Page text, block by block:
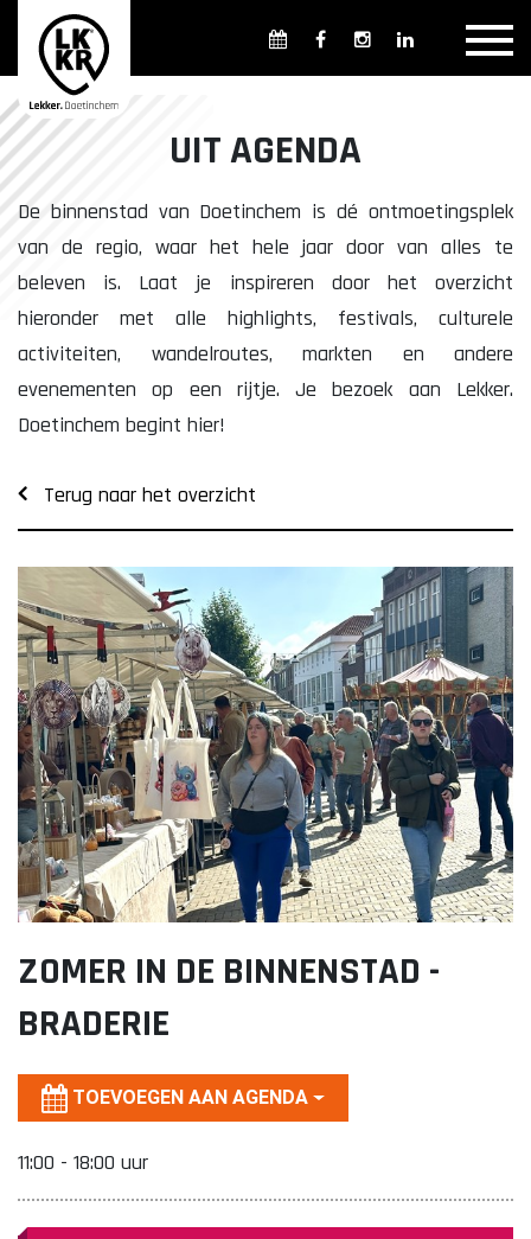
Overzicht winkels
Openingsdagen en -tijden
Weekmarkten
Overzicht Cultuur & Musea
Parkeren in Doetinchem
Lekker. Doetinchem
Organisatie Binnenstadbedrijf Doetinchem
UIT AGENDA
De binnenstad van Doetinchem is dé ontmoetingsplek
van de regio, waar het hele jaar door van alles te
beleven is. Laat je inspireren door het overzicht
hieronder met alle highlights, festivals, culturele
activiteiten, wandelroutes, markten en andere
evenementen op een rijtje. Je bezoek aan Lekker.
Doetinchem begint hier!
Terug naar het overzicht
ZOMER IN DE BINNENSTAD -
BRADERIE
TOEVOEGEN AAN AGENDA
11:00 - 18:00 uur